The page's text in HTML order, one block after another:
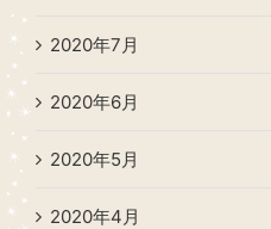
2020年7月
2020年6月
2020年5月
2020年4月